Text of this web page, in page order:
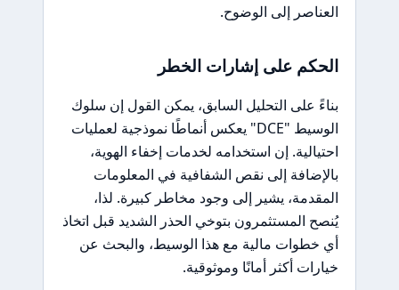
العناصر إلى الوضوح.
الحكم على إشارات الخطر
بناءً على التحليل السابق، يمكن القول إن سلوك
الوسيط "DCE" يعكس أنماطًا نموذجية لعمليات
احتيالية. إن استخدامه لخدمات إخفاء الهوية،
بالإضافة إلى نقص الشفافية في المعلومات
المقدمة، يشير إلى وجود مخاطر كبيرة. لذا،
يُنصح المستثمرون بتوخي الحذر الشديد قبل اتخاذ
أي خطوات مالية مع هذا الوسيط، والبحث عن
خيارات أكثر أمانًا وموثوقية.